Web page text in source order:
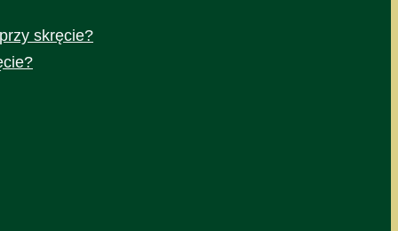
skręcie?